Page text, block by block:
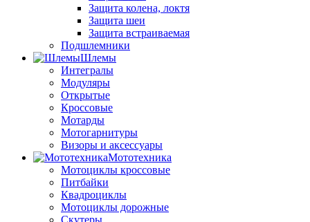
Защита колена, локтя
Защита шеи
Защита встраиваемая
Подшлемники
Шлемы
Интегралы
Модуляры
Открытые
Кроссовые
Мотарды
Мотогарнитуры
Визоры и аксессуары
Мототехника
Мотоциклы кроссовые
Питбайки
Квадроциклы
Мотоциклы дорожные
Скутеры